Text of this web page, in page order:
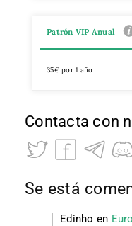
Patrón VIP Anual
35€ por 1 año
Contacta con
Se está
Edinho en